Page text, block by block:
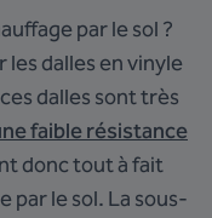
par le sol ?
les dalles en vinyle
dalles sont très
faible résistance
donc tout à fait
par le sol. La sous-